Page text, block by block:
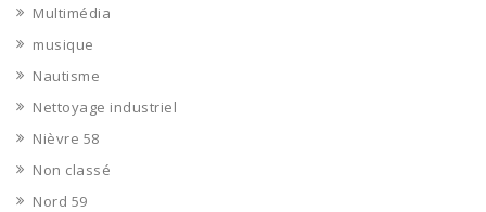
Multimédia
musique
Nautisme
Nettoyage industriel
Nièvre 58
Non classé
Nord 59